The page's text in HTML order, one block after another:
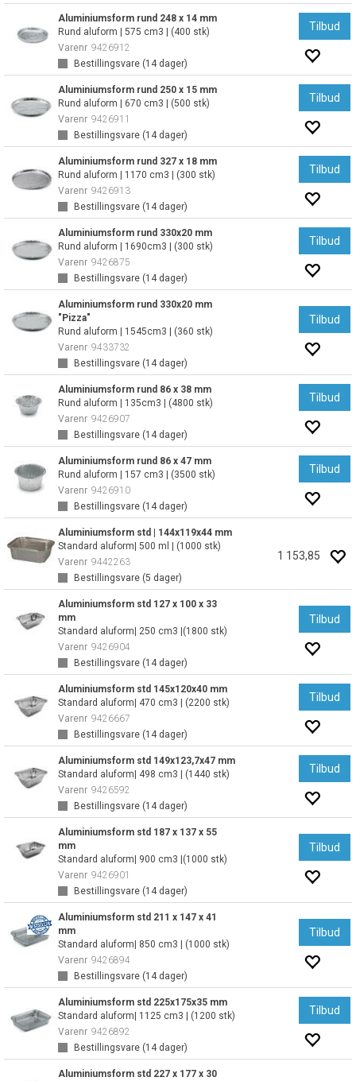
Aluminiumsform rund 248 x 14 mm
Rund aluform | 575 cm3 | (400 stk)
Varenr 9426912
Bestillingsvare (14dager)
Tilbud
Aluminiumsform rund 250 x 15 mm
Rund aluform | 670 cm3 | (500 stk)
Varenr 9426911
Bestillingsvare (14dager)
Tilbud
Aluminiumsform rund 327 x 18 mm
Rund aluform | 1170 cm3 | (300 stk)
Varenr 9426913
Bestillingsvare (14dager)
Tilbud
Aluminiumsform rund 330x20 mm
Rund aluform | 1690cm3 | (300 stk)
Varenr 9426875
Bestillingsvare (14dager)
Tilbud
Aluminiumsform rund 330x20 mm
"Pizza"
Rund aluform | 1545cm3 | (360 stk)
Varenr 9433732
Bestillingsvare (14dager)
Tilbud
Aluminiumsform rund 86 x 38 mm
Rund aluform | 135cm3 | (4800 stk)
Varenr 9426907
Bestillingsvare (14dager)
Tilbud
Aluminiumsform rund 86 x 47 mm
Rund aluform | 157 cm3 | (3500 stk)
Varenr 9426910
Bestillingsvare (14dager)
Tilbud
Aluminiumsform std | 144x119x44 mm
Standard aluform| 500 ml | (1000 stk)
Varenr 9442263
Bestillingsvare (5 dager)
1 153,85
Aluminiumsform std 127 x 100 x 33
mm
Standard aluform| 250 cm3 |(1800 stk)
Varenr 9426904
Bestillingsvare (14dager)
Tilbud
Aluminiumsform std 145x120x40 mm
Standard aluform| 470 cm3 | (2200 stk)
Varenr 9426667
Bestillingsvare (14dager)
Tilbud
Aluminiumsform std 149x123,7x47 mm
Standard aluform| 498 cm3 | (1440 stk)
Varenr 9426592
Bestillingsvare (14dager)
Tilbud
Aluminiumsform std 187 x 137 x 55
mm
Standard aluform| 900 cm3 |(1000 stk)
Varenr 9426901
Bestillingsvare (14dager)
Tilbud
Aluminiumsform std 211 x 147 x 41
mm
Standard aluform| 850 cm3 | (1000 stk)
Varenr 9426894
Bestillingsvare (14dager)
Tilbud
Aluminiumsform std 225x175x35 mm
Standard aluform| 1125 cm3 | (1200 stk)
Varenr 9426892
Bestillingsvare (14dager)
Tilbud
Aluminiumsform std 227 x 177 x 30